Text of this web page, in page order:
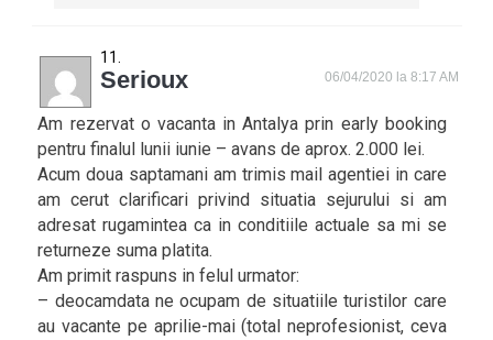
Serioux 06/04/2020 la 8:17 AM
Am rezervat o vacanta in Antalya prin early booking
pentru finalul lunii iunie – avans de aprox. 2.000 lei.
Acum doua saptamani am trimis mail agentiei in care
am cerut clarificari privind situatia sejurului si am
adresat rugamintea ca in conditiile actuale sa mi se
returneze suma platita.
Am primit raspuns in felul urmator:
– deocamdata ne ocupam de situatiile turistilor care
au vacante pe aprilie-mai (total neprofesionist, ceva